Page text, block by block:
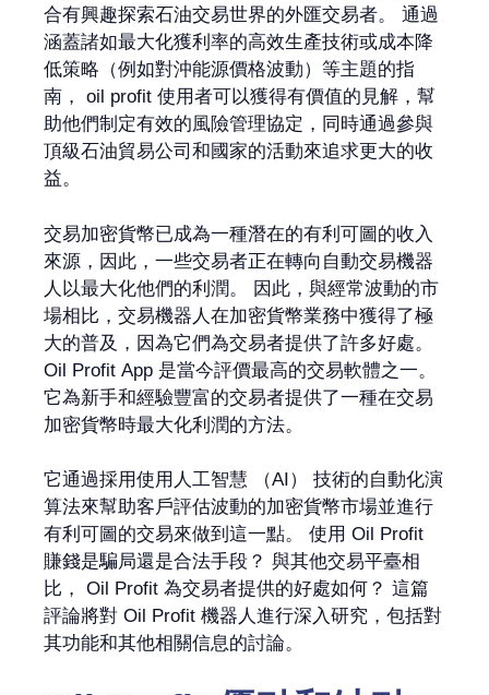
合有興趣探索石油交易世界的外匯交易者。 通過
涵蓋諸如最大化獲利率的高效生產技術或成本降
低策略（例如對沖能源價格波動）等主題的指
南， oil profit 使用者可以獲得有價值的見解，幫
助他們制定有效的風險管理協定，同時通過參與
頂級石油貿易公司和國家的活動來追求更大的收
益。
交易加密貨幣已成為一種潛在的有利可圖的收入
來源，因此，一些交易者正在轉向自動交易機器
人以最大化他們的利潤。 因此，與經常波動的市
場相比，交易機器人在加密貨幣業務中獲得了極
大的普及，因為它們為交易者提供了許多好處。
Oil Profit App 是當今評價最高的交易軟體之一。
它為新手和經驗豐富的交易者提供了一種在交易
加密貨幣時最大化利潤的方法。
它通過採用使用人工智慧 （AI） 技術的自動化演
算法來幫助客戶評估波動的加密貨幣市場並進行
有利可圖的交易來做到這一點。 使用 Oil Profit
賺錢是騙局還是合法手段？ 與其他交易平臺相
比， Oil Profit 為交易者提供的好處如何？ 這篇
評論將對 Oil Profit 機器人進行深入研究，包括對
其功能和其他相關信息的討論。